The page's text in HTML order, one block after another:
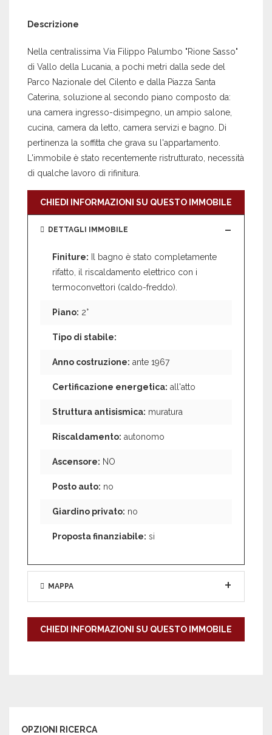
Descrizione
Nella centralissima Via Filippo Palumbo "Rione Sasso"
di Vallo della Lucania, a pochi metri dalla sede del
Parco Nazionale del Cilento e dalla Piazza Santa
Caterina, soluzione al secondo piano composto da:
una camera ingresso-disimpegno, un ampio salone,
cucina, camera da letto, camera servizi e bagno. Di
pertinenza la soffitta che grava su l'appartamento.
L'immobile è stato recentemente ristrutturato, necessità
di qualche lavoro di rifinitura.
CHIEDI INFORMAZIONI SU QUESTO IMMOBILE
DETTAGLI IMMOBILE
Finiture: Il bagno è stato completamente
rifatto, il riscaldamento elettrico con i
termoconvettori (caldo-freddo).
Piano: 2°
Tipo di stabile:
Anno costruzione: ante 1967
Certificazione energetica: all'atto
Struttura antisismica: muratura
Riscaldamento: autonomo
Ascensore: NO
Posto auto: no
Giardino privato: no
Proposta finanziabile: si
MAPPA
CHIEDI INFORMAZIONI SU QUESTO IMMOBILE
OPZIONI RICERCA